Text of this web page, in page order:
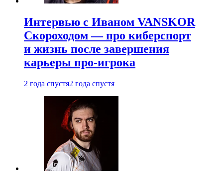
Интервью с Иваном VANSKOR
Скороходом — про киберспорт
и жизнь после завершения
карьеры про-игрока
2 года спустя2 года спустя